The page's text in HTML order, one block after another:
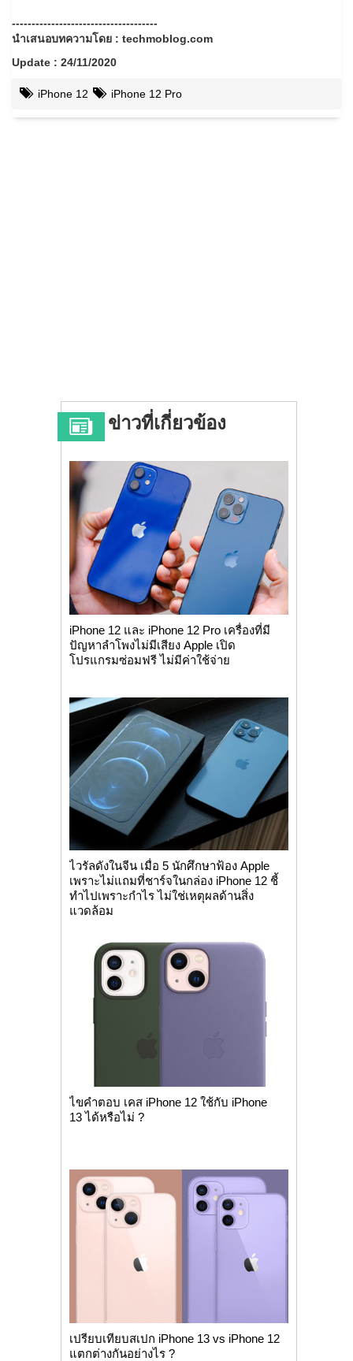
-------------------------------------
นำเสนอบทความโดย : techmoblog.com
Update : 24/11/2020
iPhone 12 iPhone 12 Pro
ข่าวที่เกี่ยวข้อง
iPhone 12 และ iPhone 12 Pro เครื่องที่มี
ปัญหาลำโพงไม่มีเสียง Apple เปิด
โปรแกรมซ่อมฟรี ไม่มีค่าใช้จ่าย
ไวรัลดังในจีน เมื่อ 5 นักศึกษาฟ้อง Apple
เพราะไม่แถมที่ชาร์จในกล่อง iPhone 12 ชี้
ทำไปเพราะกำไร ไม่ใช่เหตุผลด้านสิ่ง
แวดล้อม
ไขคำตอบ เคส iPhone 12 ใช้กับ iPhone
13 ได้หรือไม่ ?
เปรียบเทียบสเปก iPhone 13 vs iPhone 12
แตกต่างกันอย่างไร ?